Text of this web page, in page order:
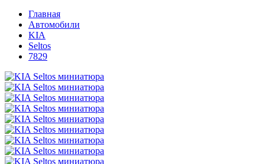
Главная
Автомобили
KIA
Seltos
7829